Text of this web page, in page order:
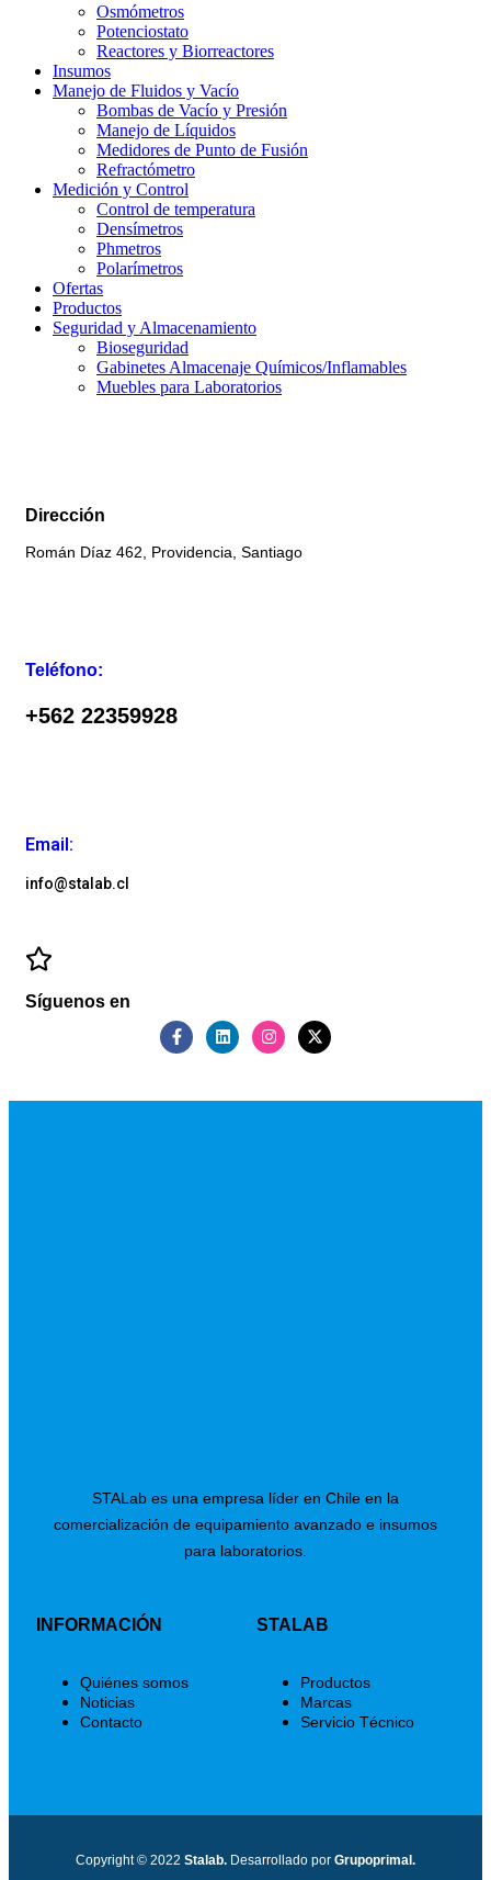
Osmómetros
Potenciostato
Reactores y Biorreactores
Insumos
Manejo de Fluidos y Vacío
Bombas de Vacío y Presión
Manejo de Líquidos
Medidores de Punto de Fusión
Refractómetro
Medición y Control
Control de temperatura
Densímetros
Phmetros
Polarímetros
Ofertas
Productos
Seguridad y Almacenamiento
Bioseguridad
Gabinetes Almacenaje Químicos/Inflamables
Muebles para Laboratorios
Dirección
Román Díaz 462, Providencia, Santiago
Teléfono:
+562 22359928
Email:
info@stalab.cl
Síguenos en
STALab es una empresa líder en Chile en la
comercialización de equipamiento avanzado e insumos
para laboratorios.
INFORMACIÓN
Quiénes somos
Noticias
Contacto
STALAB
Productos
Marcas
Servicio Técnico
Copyright © 2022 Stalab. Desarrollado por Grupoprimal.